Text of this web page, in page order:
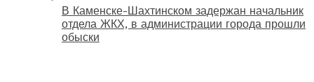
В Каменске-Шахтинском задержан начальник
отдела ЖКХ, в администрации города прошли
обыски